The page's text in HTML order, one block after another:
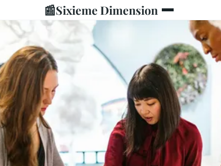
📰Sixieme Dimension